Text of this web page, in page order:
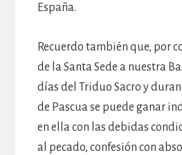
España.
Recuerdo también que, por
de la Santa Sede a nuestra
días del Triduo Sacro y
de Pascua se puede ganar
en ella con las debidas
al pecado, confesión con